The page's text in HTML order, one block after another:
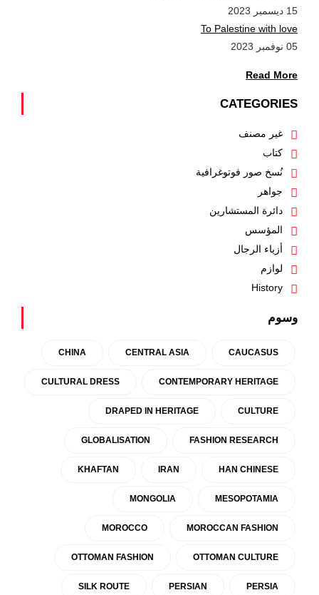
15 ديسمبر 2023
To Palestine with love
05 نوفمبر 2023
Read More
CATEGORIES
غير مصنف
كتاب
نُسخ صور فوتوغرافية
جواهر
دائرة المستشارين
المؤسس
أزياء الرجال
لوازم
History
وسوم
CAUCASUS
CENTRAL ASIA
CHINA
CONTEMPORARY HERITAGE
CULTURAL DRESS
CULTURE
DRAPED IN HERITAGE
FASHION RESEARCH
GLOBALISATION
HAN CHINESE
IRAN
KHAFTAN
MESOPOTAMIA
MONGOLIA
MOROCCAN FASHION
MOROCCO
OTTOMAN CULTURE
OTTOMAN FASHION
PERSIA
PERSIAN
SILK ROUTE